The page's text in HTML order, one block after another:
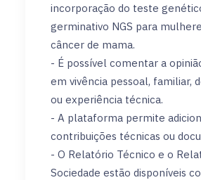
incorporação do teste
germinativo NGS para
câncer de mama.
- É possível comentar a
em vivência pessoal, familiar,
ou experiência técnica.
- A plataforma permite
contribuições técnicas ou
- O Relatório Técnico e o
Sociedade estão disponíveis